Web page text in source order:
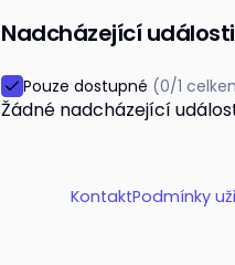
Nadcházející události
Pouze dostupné (0/1
Žádné nadcházející
KontaktPodmínky